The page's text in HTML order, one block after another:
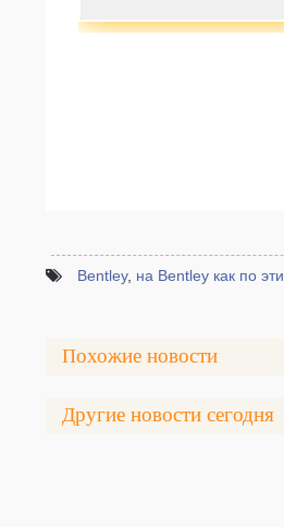
Bentley, на Bentley как по эти
Похожие новости
Другие новости сегодня